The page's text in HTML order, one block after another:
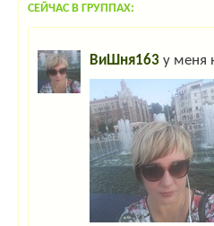
СЕЙЧАС В ГРУППАХ:
ВиШня163 у меня